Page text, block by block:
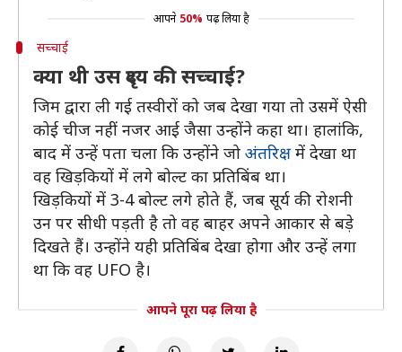
आपने 50% पढ़ लिया है
सच्चाई
क्या थी उस दृश्य की सच्चाई?
जिम द्वारा ली गई तस्वीरों को जब देखा गया तो उसमें ऐसी
कोई चीज नहीं नजर आई जैसा उन्होंने कहा था। हालांकि,
बाद में उन्हें पता चला कि उन्होंने जो अंतरिक्षमें देखा था
वह खिड़कियों में लगे बोल्ट का प्रतिबिंब था।
खिड़कियों में 3-4 बोल्ट लगे होते हैं, जब सूर्य की रोशनी
उन पर सीधी पड़ती है तो वह बाहर अपने आकार से बड़े
दिखते हैं। उन्होंने यही प्रतिबिंब देखा होगा और उन्हें लगा
था कि वह UFO है।
आपने पूरा पढ़ लिया है